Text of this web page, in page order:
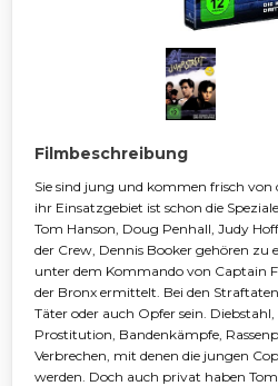
Filmbeschreibung
Sie sind jung und kommen frisch von
ihr Einsatzgebiet ist schon die
Tom Hanson, Doug Penhall, Judy
der Crew, Dennis Booker gehören zu
unter dem Kommando von Captain
der Bronx ermittelt. Bei den
Täter oder auch Opfer sein.
Prostitution, Bandenkämpfe,
Verbrechen, mit denen die jungen
werden. Doch auch privat haben